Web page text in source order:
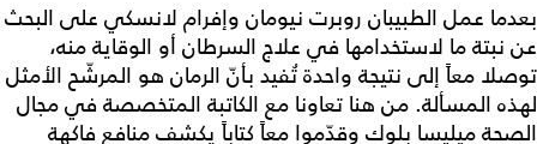
بعدما عمل الطبيبان روبرت نيومان وإفرام لانسكي على البحث
عن نبتة ما لاستخدامها في علاج السرطان أو الوقاية منه،
توصلا معاً إلى نتيجة واحدة تُفيد بأنّ الرمان هو المرشّح الأمثل
لهذه المسألة. من هنا تعاونا مع الكاتبة المتخصصة في مجال
الصحة ميليسا بلوك وقدّموا معاً كتاباً يكشف منافع فاكهة